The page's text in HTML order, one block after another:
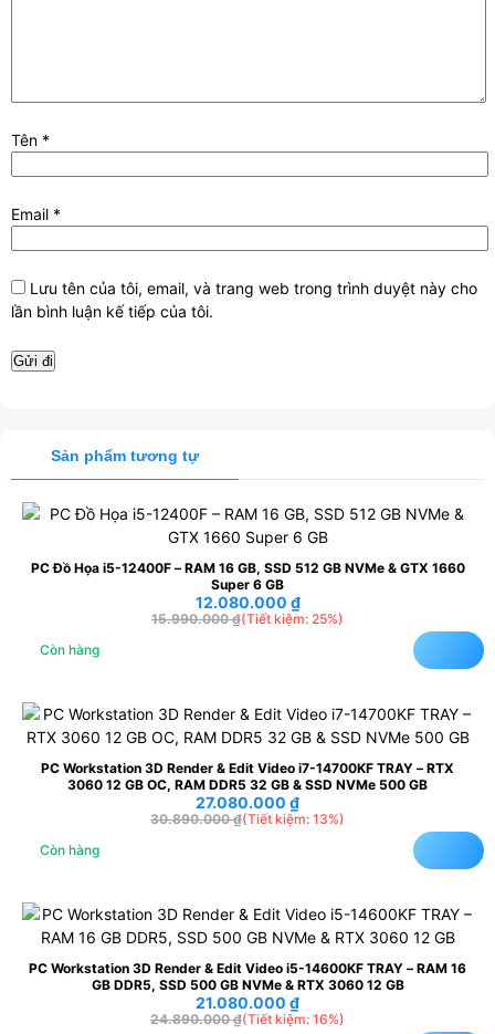
Tên *
Email *
Lưu tên của tôi, email, và trang web trong trình duyệt này cho
lần bình luận kế tiếp của tôi.
Sản phẩm tương tự
PC Đồ Họa i5-12400F – RAM 16 GB, SSD 512 GB NVMe & GTX 1660
Super 6 GB
(Tiết kiệm: 25%)
15.990.000₫
12.080.000 ₫
Còn hàng
PC Workstation 3D Render & Edit Video i7-14700KF TRAY – RTX
3060 12 GB OC, RAM DDR5 32 GB & SSD NVMe 500 GB
(Tiết kiệm: 13%)
30.890.000₫
27.080.000 ₫
Còn hàng
PC Workstation 3D Render & Edit Video i5-14600KF TRAY – RAM 16
GB DDR5, SSD 500 GB NVMe & RTX 3060 12 GB
(Tiết kiệm: 16%)
24.890.000₫
21.080.000 ₫